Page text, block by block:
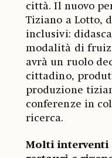
città. Il nuovo
Tiziano a Lotto,
inclusivi:
modalità di
avrà un ruolo
cittadino,
produzione
conferenze in
ricerca.
Molti interventi